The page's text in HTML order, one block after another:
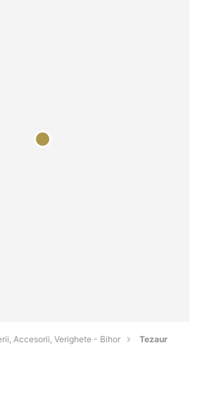
Accesorii, Verighete - Bihor Tezaur